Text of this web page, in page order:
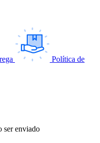
Política de
ser enviado